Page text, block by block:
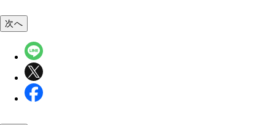
次へ